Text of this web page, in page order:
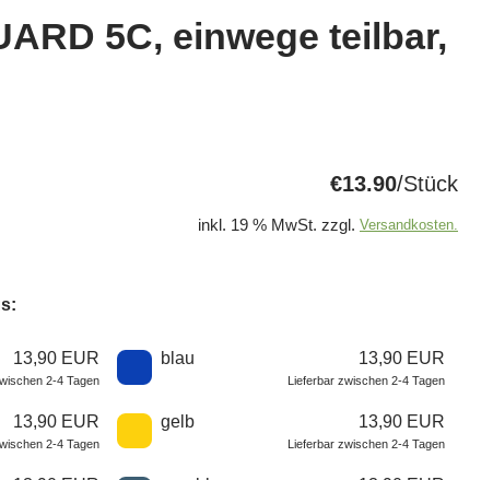
5C, einwege teilbar,
€13.90/Stück
inkl. 19 % MwSt. zzgl. Versandkosten.
13,90 EUR
2-4 Tagen
blau 13,90 EUR
Lieferbar zwischen 2-4 Tagen
13,90 EUR
2-4 Tagen
gelb 13,90 EUR
Lieferbar zwischen 2-4 Tagen